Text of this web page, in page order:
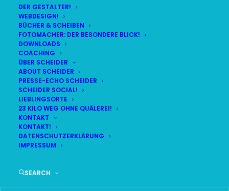
DER GESTALTER!
WEBDESIGN!
BÜCHER & SCHEIBEN
FOTOMACHER: DER BESONDERE BLICK!
DOWNLOADS
COACHING
ÜBER SCHEIDER
ABOUT SCHEIDER
PRESSE-ECHO SCHEIDER
SCHEIDER SOCIAL!
LIEBLINGSORTE
23 KILO WEG OHNE QUÄLEREI!
KONTAKT
KONTAKT!
DATENSCHUTZERKLÄRUNG
IMPRESSUM
SEARCH
DEMNÄCHST:
SO
09
AUG
BR24 | 18.30 UHR
BR MÜNCHEN FREIMANN
HAUPTMENÜ
SCHEIDER STARTSEITE